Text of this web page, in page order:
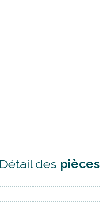
Détail des pièces